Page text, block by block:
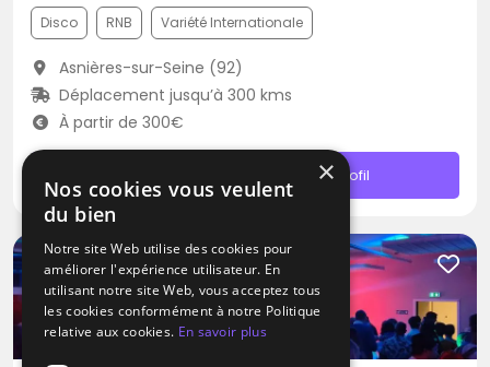
Disco RNB Variété Internationale
Asnières-sur-Seine (92)
Déplacement jusqu’à 300 kms
À partir de 300€
Profil
×
Nos cookies vous veulent
du bien
Notre site Web utilise des cookies pour
améliorer l'expérience utilisateur. En
utilisant notre site Web, vous acceptez tous
les cookies conformément à notre Politique
relative aux cookies. En savoir plus